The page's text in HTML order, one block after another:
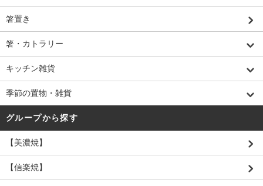
箸置き
箸・カトラリー
キッチン雑貨
季節の置物・雑貨
グループから探す
【美濃焼】
【信楽焼】